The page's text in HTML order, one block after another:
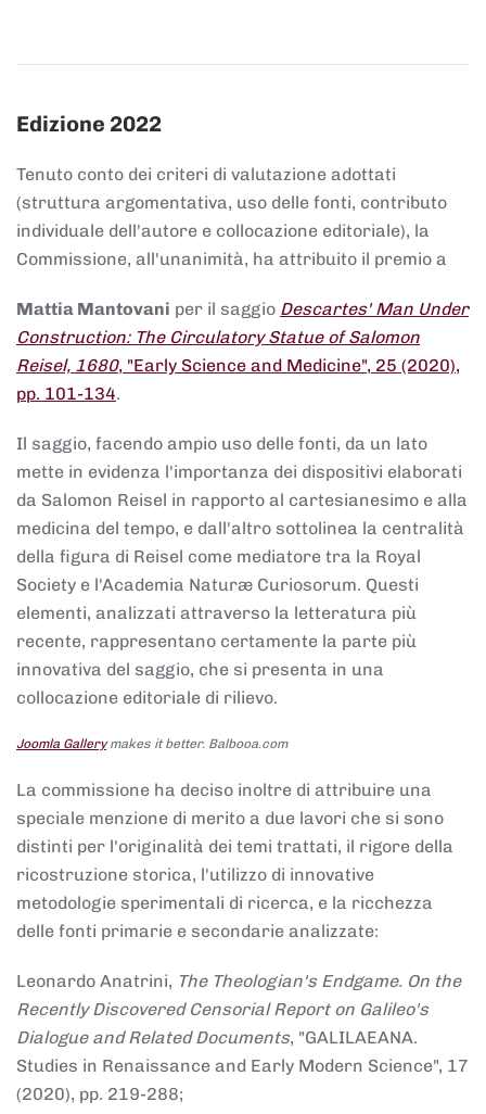
Edizione 2022
Tenuto conto dei criteri di valutazione adottati
(struttura argomentativa, uso delle fonti, contributo
individuale dell'autore e collocazione editoriale), la
Commissione, all'unanimità, ha attribuito il premio a
Mattia Mantovani per il saggio Descartes' Man Under
Construction: The Circulatory Statue of Salomon
Reisel, 1680, "Early Science and Medicine", 25 (2020),
pp. 101-134.
Il saggio, facendo ampio uso delle fonti, da un lato
mette in evidenza l'importanza dei dispositivi elaborati
da Salomon Reisel in rapporto al cartesianesimo e alla
medicina del tempo, e dall'altro sottolinea la centralità
della figura di Reisel come mediatore tra la Royal
Society e l'Academia Naturæ Curiosorum. Questi
elementi, analizzati attraverso la letteratura più
recente, rappresentano certamente la parte più
innovativa del saggio, che si presenta in una
collocazione editoriale di rilievo.
Joomla Gallerymakes it better. Balbooa.com
La commissione ha deciso inoltre di attribuire una
speciale menzione di merito a due lavori che si sono
distinti per l'originalità dei temi trattati, il rigore della
ricostruzione storica, l'utilizzo di innovative
metodologie sperimentali di ricerca, e la ricchezza
delle fonti primarie e secondarie analizzate:
Leonardo Anatrini, The Theologian's Endgame. On the
Recently Discovered Censorial Report on Galileo's
Dialogue and Related Documents, "GALILAEANA.
Studies in Renaissance and Early Modern Science", 17
(2020), pp. 219-288;